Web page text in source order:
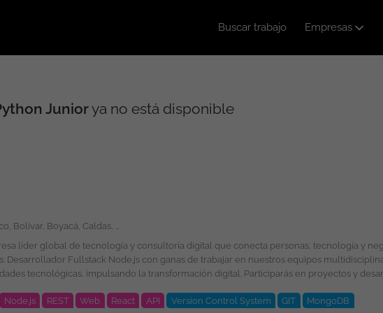
Buscar trabajo Empresas
Juniorya no está disponible
Node.js REST Web React API Version Control System GIT
MongoDB